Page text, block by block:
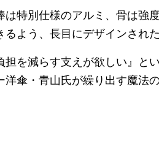
特別仕様のアルミ、骨は強
よう、長目にデザインされ
担を減らす支えが欲しい』と
傘・青山氏が繰り出す魔法